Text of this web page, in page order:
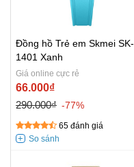
Đồng hồ Trẻ em Skmei SK-
1401 Xanh
Giá online cực rẻ
66.000₫
290.000₫ -77%
65 đánh giá